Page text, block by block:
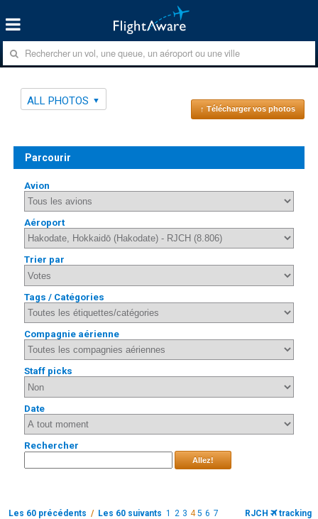
ALL PHOTOS
↑ Télécharger vos photos
Parcourir
Avion
Aéroport
Trier par
Tags / Catégories
Compagnie aérienne
Staff picks
Date
Rechercher
Allez!
Les 60 précédents / Les 60 suivants 1 2 3 45 6 7 RJCH tracking